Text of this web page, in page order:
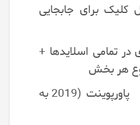
کلیک برای جابجایی
تمامی اسلایدها +
هر بخش
✅ قابل ویرایش با پاورپوینت (2019 به